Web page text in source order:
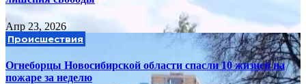
Апр 23, 2026
Происшествия
Огнеборцы Новосибирской области спасли 10 жизней на
пожаре за неделю